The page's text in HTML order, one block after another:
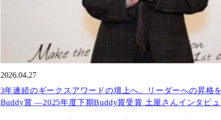
3年連続のギークスアワードの壇上へ。リーダーへの昇格
Buddy賞 —2025年度下期Buddy賞受賞 土屋さんインタビュ
2026.04.27